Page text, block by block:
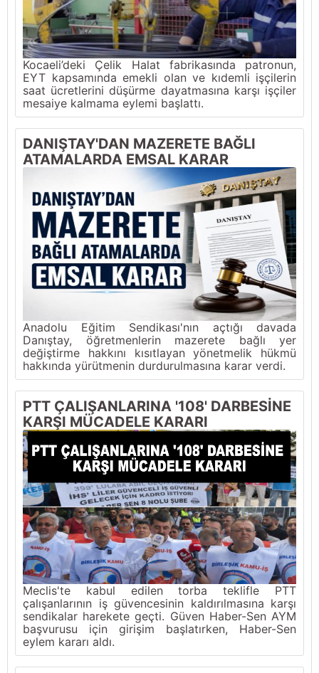
Kocaeli’deki Çelik Halat fabrikasında patronun,
EYT kapsamında emekli olan ve kıdemli işçilerin
saat ücretlerini düşürme dayatmasına karşı işçiler
mesaiye kalmama eylemi başlattı.
DANIŞTAY'DAN MAZERETE BAĞLI
ATAMALARDA EMSAL KARAR
Anadolu Eğitim Sendikası'nın açtığı davada
Danıştay, öğretmenlerin mazerete bağlı yer
değiştirme hakkını kısıtlayan yönetmelik hükmü
hakkında yürütmenin durdurulmasına karar verdi.
PTT ÇALIŞANLARINA '108' DARBESİNE
KARŞI MÜCADELE KARARI
Meclis'te kabul edilen torba teklifle PTT
çalışanlarının iş güvencesinin kaldırılmasına karşı
sendikalar harekete geçti. Güven Haber-Sen AYM
başvurusu için girişim başlatırken, Haber-Sen
eylem kararı aldı.